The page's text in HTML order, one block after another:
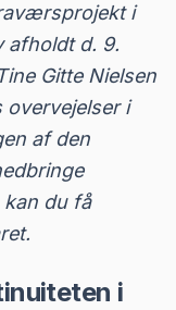
i
afholdt d. 9.
Gitte Nielsen
i
af den
du få
i